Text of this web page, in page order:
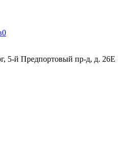
0
5-й Предпортовый пр-д, д. 26Е